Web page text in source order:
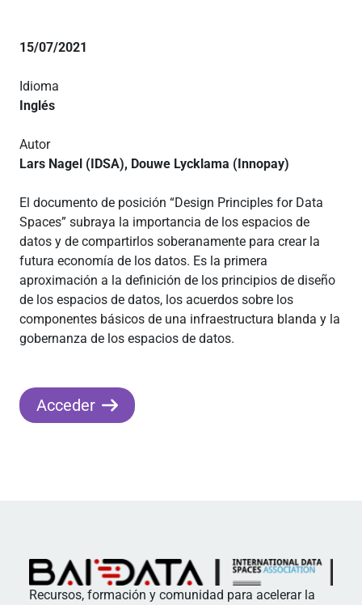
15/07/2021
Idioma
Inglés
Autor
Lars Nagel (IDSA), Douwe Lycklama (Innopay)
El documento de posición “Design Principles for Data
Spaces” subraya la importancia de los espacios de
datos y de compartirlos soberanamente para crear la
futura economía de los datos. Es la primera
aproximación a la definición de los principios de diseño
de los espacios de datos, los acuerdos sobre los
componentes básicos de una infraestructura blanda y la
gobernanza de los espacios de datos.
Acceder
Recursos, formación y comunidad para acelerar la